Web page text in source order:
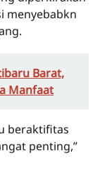
menyebabkn
Barat,
Manfaat
beraktifitas
penting,”